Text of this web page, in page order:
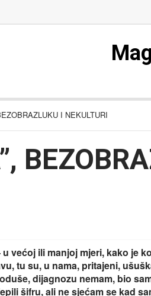
I NEKULTURI
većoj ili manjoj mjeri, kako je
tu su, u nama, pritajeni,
dijagnozu nemam, bio
šifru, ali ne sjećam se kad